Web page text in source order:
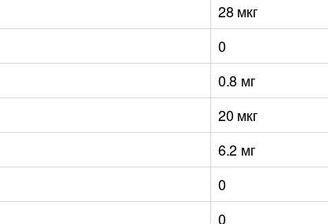
28 мкг
0
0.8 мг
20 мкг
6.2 мг
0
0